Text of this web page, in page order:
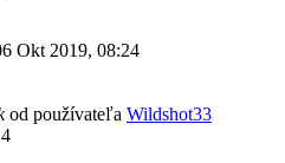
Okt 2019, 08:24
od používateľa Wildshot33